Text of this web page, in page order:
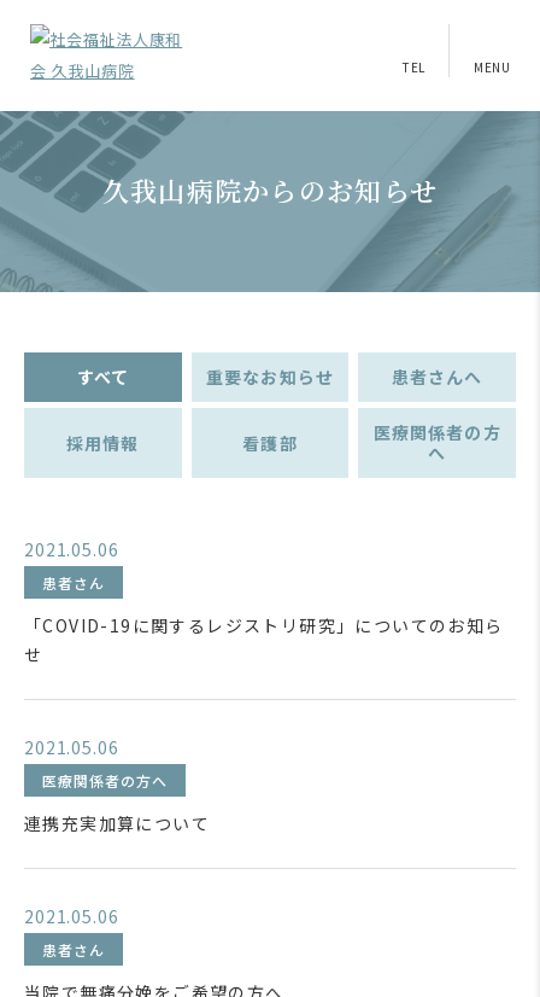
TEL MENU
久我山病院からのお知らせ
すべて 重要なお知らせ 患者さんへ
採用情報 看護部
医療関係者の方
へ
2021.05.06
患者さん
「COVID-19に関するレジストリ研究」についてのお知ら
せ
2021.05.06
医療関係者の方へ
連携充実加算について
2021.05.06
患者さん
当院で無痛分娩をご希望の方へ